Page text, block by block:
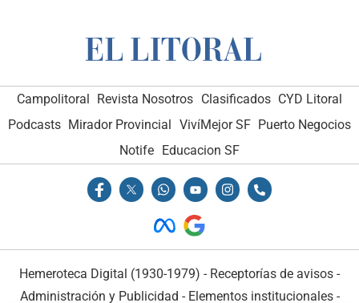
Campolitoral Revista Nosotros Clasificados CYD Litoral
Podcasts Mirador Provincial VivíMejor SF Puerto Negocios
Notife
Educacion SF
Hemeroteca Digital (1930-1979) - Receptorías de avisos -
Administración y Publicidad - Elementos institucionales-